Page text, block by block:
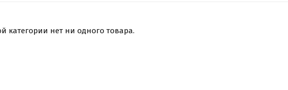
категории нет ни одного товара.